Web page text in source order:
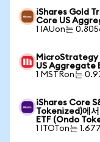
iShares Gold
Core US
1 IAUon는
MicroStrategy
US Aggregate
1 MSTRon는
iShares Core
Tokenized)에
ETF (Ondo
1 ITOTon는